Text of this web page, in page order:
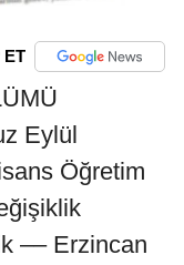
ET
Eylül
Öğretim
–– Erzincan